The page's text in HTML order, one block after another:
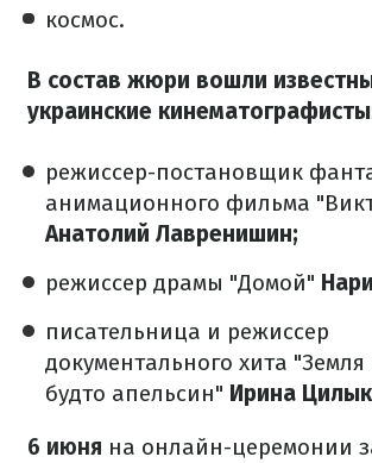
космос.
В состав жюри вошли
украинские
режиссер-постановщик
анимационного фильма
Анатолий Лавренишин;
режиссер драмы "Домой"
писательница и режиссер
документального хита "Земля
будто апельсин" Ирина
6 июня на онлайн-церемонии